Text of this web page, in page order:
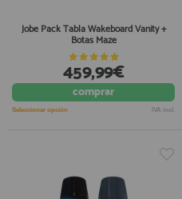
Jobe Pack Tabla Wakeboard Vanity +
Botas Maze
459,99€
comprar
Seleccionar opción IVA incl.